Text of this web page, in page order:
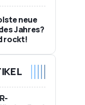
neue
Jahres?
rockt!